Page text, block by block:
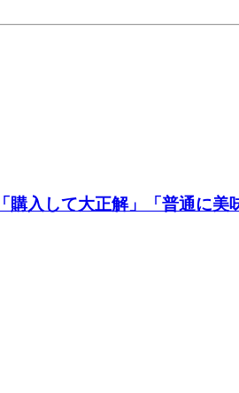
入して大正解」「普通に美